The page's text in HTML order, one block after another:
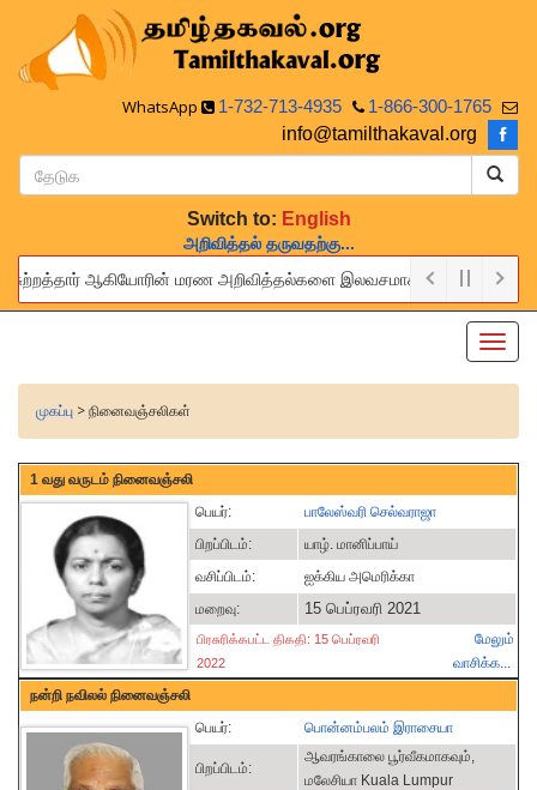
WhatsApp 1-732-713-4935
1-866-300-1765
info@tamilthakaval.org
Switch to: English
அறிவித்தல் தருவதற்கு...
ஆகியோரின் மரண அறிவித்தல்களை இலவசமாக நாங்கள்
this service to announce the obituaries of your relatives and
முகப்பு > நினைவஞ்சலிகள்
1 வது வருடம் நினைவஞ்சலி
பெயர்:
பாலேஸ்வரி செல்வராஜா
பிறப்பிடம்:
யாழ். மானிப்பாய்
வசிப்பிடம்:
ஐக்கிய அமெ‌ரி‌க்கா
மறைவு:
15 பெப்ரவரி 2021
பிரசுரிக்கபட்ட திகதி: 15 பெப்ரவரி
2022
மேலும்
வாசிக்க...
நன்றி நவிலல் நினைவஞ்சலி
பெயர்:
பொன்னம்பலம் இராசையா
பிறப்பிடம்:
ஆவரங்காலை பூர்வீகமாகவும்,
மலேசியா Kuala Lumpur